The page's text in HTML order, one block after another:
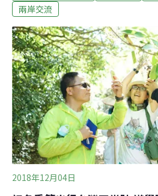
而美的綠色經濟案例，對照兩岸能
害，影響產量和茶農收入，如果
會影響茶葉品質與人體健康，甚
境。能不能既要「一碗好茶」，
水」？「台灣藍鵲茶」的故事值
下茶鄉，立題流域「生態收復」
台灣新北坪林，這裡是翡翠水庫
游，台北人喝的水就從這裡來。
林的產業發展受到諸多限制。
到台灣東岸的必經之地，旅客大
兩岸交流
2018年12月04日